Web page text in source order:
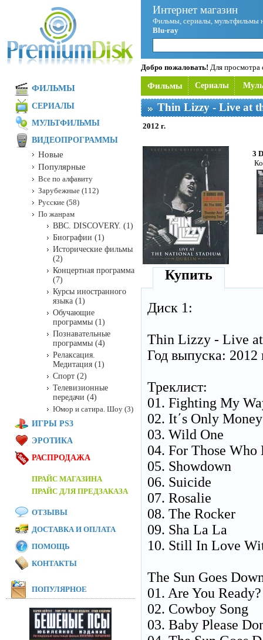
Интернет магазин
Фильмы, сериалы, мультфильмы
Blu-ray
Добро пожаловать! Для просмотра
Фильмы Сериалы
Thin Lizzy - Live at
2012 г.
3
Купить
Диск 1:
Thin Lizzy - Live
Год выпуска: 2012
Треклист:
01. Fighting My
02. It΄s Only Money
03. Wild One
04. For Those Who
05. Showdown
06. Suicide
07. Rosalie
08. The Rocker
09. Sha La La
10. Still In Love
The Sun Goes
01. Are You Ready?
02. Cowboy Song
03. Baby Please
ФИЛЬМЫ
СЕРИАЛЫ
МУЛЬТФИЛЬМЫ
ВИДЕОПРОГРАММЫ
Новые
Популярные
Все по алфавиту
Зарубежные (112)
Русские (58)
По жанрам
BBC. DISCOVERY. (1)
Биографии (1)
Исторические фильмы
(2)
Концертная программа
(7)
Курсы иностранного
языка (1)
Обучающие
программы (1)
Познавательные
программы (4)
Релаксация.
Медитация (1)
Спорт (2)
Телевизионные
передачи (4)
Юмор и сатира. Шоу (3)
ИГРЫ PS3
ЭРОТИКА
РАСПРОДАЖА
ПРАЙС МАГАЗИНА
ПРАЙС ДЛЯ ПРЕДЗАКАЗА
ОТЗЫВЫ
ДОСТАВКА И ОПЛАТА
ПОМОЩЬ
КОНТАКТЫ
ПОПУЛЯРНОЕ